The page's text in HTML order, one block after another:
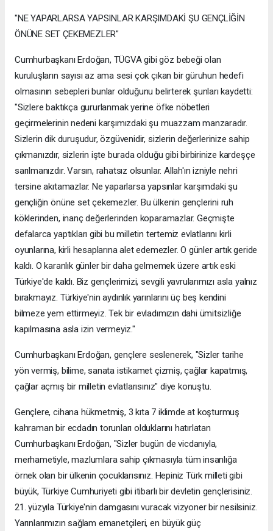
"NE YAPARLARSA YAPSINLAR KARŞIMDAKİ ŞU GENÇLİĞİN
ÖNÜNE SET ÇEKEMEZLER"
Cumhurbaşkanı Erdoğan, TÜGVA gibi göz bebeği olan
kuruluşların sayısı az ama sesi çok çıkan bir güruhun hedefi
olmasının sebepleri bunlar olduğunu belirterek şunları kaydetti:
"Sizlere baktıkça gururlanmak yerine öfke nöbetleri
geçirmelerinin nedeni karşımızdaki şu muazzam manzaradır.
Sizlerin dik duruşudur, özgüvenidir, sizlerin değerlerinize sahip
çıkmanızdır, sizlerin işte burada olduğu gibi birbirinize kardeşçe
sarılmanızdır. Varsın, rahatsız olsunlar. Allah'ın izniyle nehri
tersine akıtamazlar. Ne yaparlarsa yapsınlar karşımdaki şu
gençliğin önüne set çekemezler. Bu ülkenin gençlerini ruh
köklerinden, inanç değerlerinden koparamazlar. Geçmişte
defalarca yaptıkları gibi bu milletin tertemiz evlatlarını kirli
oyunlarına, kirli hesaplarına alet edemezler. O günler artık geride
kaldı. O karanlık günler bir daha gelmemek üzere artık eski
Türkiye'de kaldı. Biz gençlerimizi, sevgili yavrularımızı asla yalnız
bırakmayız. Türkiye'nin aydınlık yarınlarını üç beş kendini
bilmeze yem ettirmeyiz. Tek bir evladımızın dahi ümitsizliğe
kapılmasına asla izin vermeyiz."
Cumhurbaşkanı Erdoğan, gençlere seslenerek, "Sizler tarihe
yön vermiş, bilime, sanata istikamet çizmiş, çağlar kapatmış,
çağlar açmış bir milletin evlatlarısınız" diye konuştu.
Gençlere, cihana hükmetmiş, 3 kıta 7 iklimde at koşturmuş
kahraman bir ecdadın torunları olduklarını hatırlatan
Cumhurbaşkanı Erdoğan, "Sizler bugün de vicdanıyla,
merhametiyle, mazlumlara sahip çıkmasıyla tüm insanlığa
örnek olan bir ülkenin çocuklarısınız. Hepiniz Türk milleti gibi
büyük, Türkiye Cumhuriyeti gibi itibarlı bir devletin gençlerisiniz.
21. yüzyıla Türkiye'nin damgasını vuracak vizyoner bir nesilsiniz.
Yarınlarımızın sağlam emanetçileri, en büyük güç